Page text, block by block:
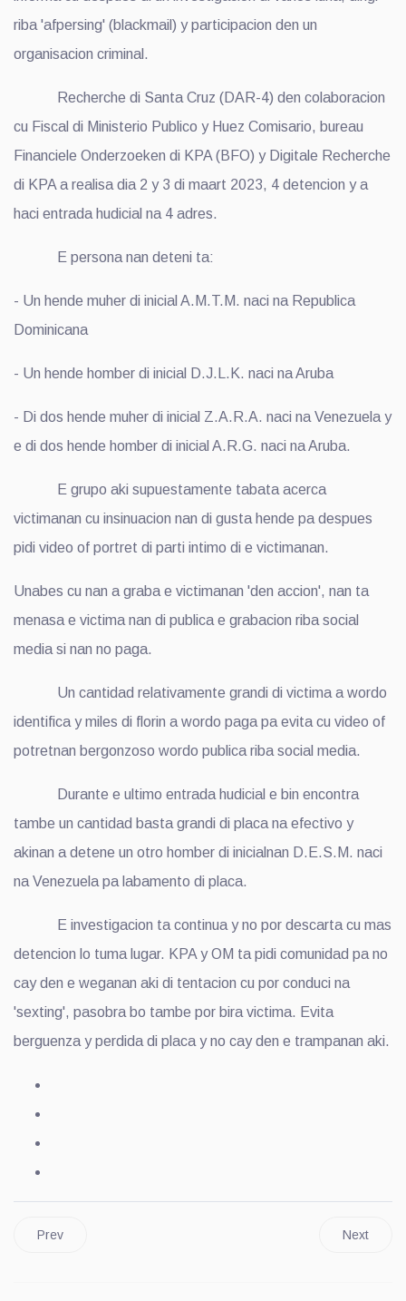
riba 'afpersing' (blackmail) y participacion den un
organisacion criminal.
Recherche di Santa Cruz (DAR-4) den colaboracion
cu Fiscal di Ministerio Publico y Huez Comisario, bureau
Financiele Onderzoeken di KPA (BFO) y Digitale Recherche
di KPA a realisa dia 2 y 3 di maart 2023, 4 detencion y a
haci entrada hudicial na 4 adres.
E persona nan deteni ta:
- Un hende muher di inicial A.M.T.M. naci na Republica
Dominicana
- Un hende homber di inicial D.J.L.K. naci na Aruba
- Di dos hende muher di inicial Z.A.R.A. naci na Venezuela y
e di dos hende homber di inicial A.R.G. naci na Aruba.
E grupo aki supuestamente tabata acerca
victimanan cu insinuacion nan di gusta hende pa despues
pidi video of portret di parti intimo di e victimanan.
Unabes cu nan a graba e victimanan 'den accion', nan ta
menasa e victima nan di publica e grabacion riba social
media si nan no paga.
Un cantidad relativamente grandi di victima a wordo
identifica y miles di florin a wordo paga pa evita cu video of
potretnan bergonzoso wordo publica riba social media.
Durante e ultimo entrada hudicial e bin encontra
tambe un cantidad basta grandi di placa na efectivo y
akinan a detene un otro homber di inicialnan D.E.S.M. naci
na Venezuela pa labamento di placa.
E investigacion ta continua y no por descarta cu mas
detencion lo tuma lugar. KPA y OM ta pidi comunidad pa no
cay den e weganan aki di tentacion cu por conduci na
'sexting', pasobra bo tambe por bira victima. Evita
berguenza y perdida di placa y no cay den e trampanan aki.
Prev Next